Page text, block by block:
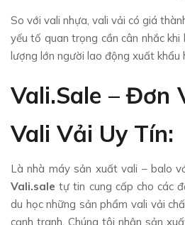
So với vali nhựa, vali vải có giá
yếu tố quan trọng cần cân nhắc
lượng lớn người lao động xuất khẩu
Vali.sale – Đơn
Vali Vải Uy Tín:
Là nhà máy sản xuất vali – balo
Vali.sale tự tin cung cấp cho các
du học những sản phẩm vali vải
cạnh tranh. Chúng tôi nhận sản